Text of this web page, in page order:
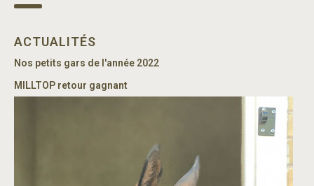
ACTUALITÉS
Nos petits gars de l'année 2022
MILLTOP retour gagnant